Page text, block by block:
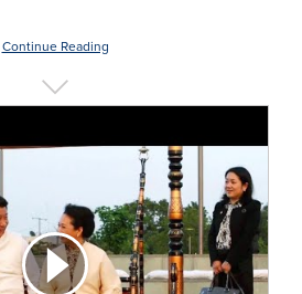
Continue Reading